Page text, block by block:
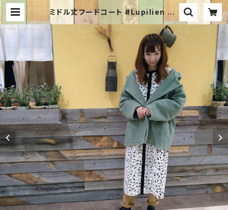
ミドル丈フードコート #Lupilien P2
25114L #軽めアウター#裏地付き #
ふわふわ #ほっこり #軽外装 | Fabri
c Jam